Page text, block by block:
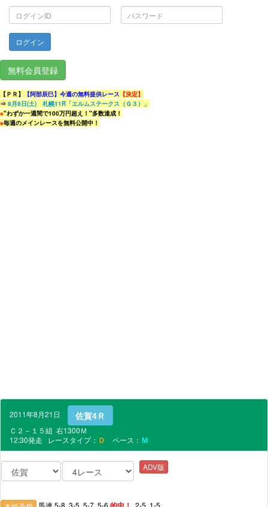
ロ
イ
ン
ID
パ
ス
ワ
無料会員登録
【ＰＲ】 【阿部辰巳】今週の無料提供レース 【決定】
⇒ 8月8日(土) 札幌11R「エルムステークス（Ｇ３）」
※"わずか一週間で100万円超え！"多数達成！
※毎週のメインレースを無料公開中！
2011年8月21日 佐賀4Ｒ
Ｃ２－１５組 右1300Ｍ
12:30発走 レースタイプ： Ｄ ペース： Ｍ
ADV版